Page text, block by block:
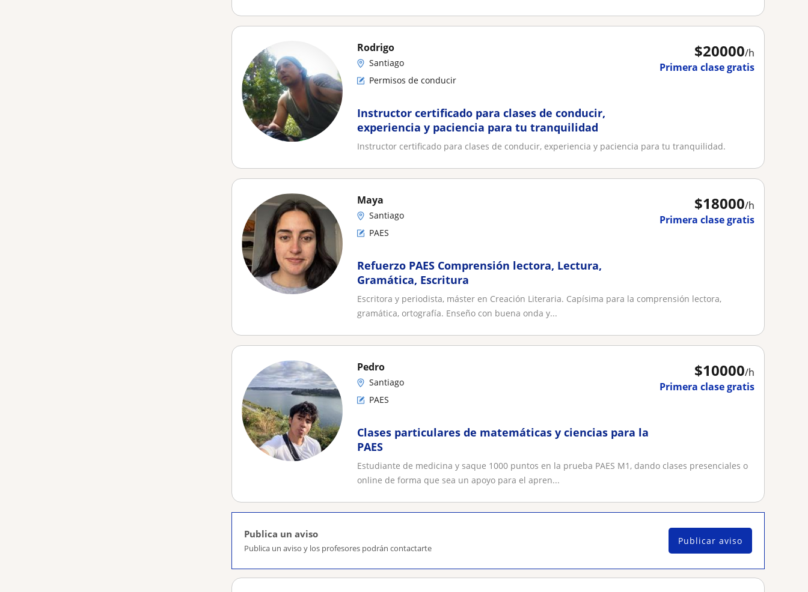
$20000/h
Primera clase gratis
Rodrigo
Santiago
Permisos de conducir
Instructor certificado para clases de conducir,
experiencia y paciencia para tu tranquilidad
Instructor certificado para clases de conducir, experiencia y paciencia para tu tranquilidad.
$18000/h
Primera clase gratis
Maya
Santiago
PAES
Refuerzo PAES Comprensión lectora, Lectura,
Gramática, Escritura
Escritora y periodista, máster en Creación Literaria. Capísima para la comprensión lectora,
gramática, ortografía. Enseño con buena onda y...
$10000/h
Primera clase gratis
Pedro
Santiago
PAES
Clases particulares de matemáticas y ciencias para la
PAES
Estudiante de medicina y saque 1000 puntos en la prueba PAES M1, dando clases presenciales o
online de forma que sea un apoyo para el apren...
Publica un aviso
Publica un aviso y los profesores podrán contactarte
Publicar aviso